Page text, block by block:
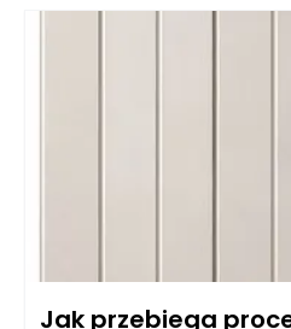
sklejka wodoodporna. Istotne
Jak przebiega